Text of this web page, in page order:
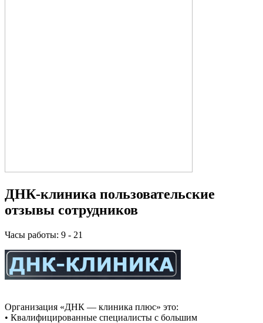
ДНК-клиника пользовательские
отзывы сотрудников
Часы работы: 9 - 21
Организация «ДНК — клиника плюс» это:
• Квалифицированные специалисты с большим